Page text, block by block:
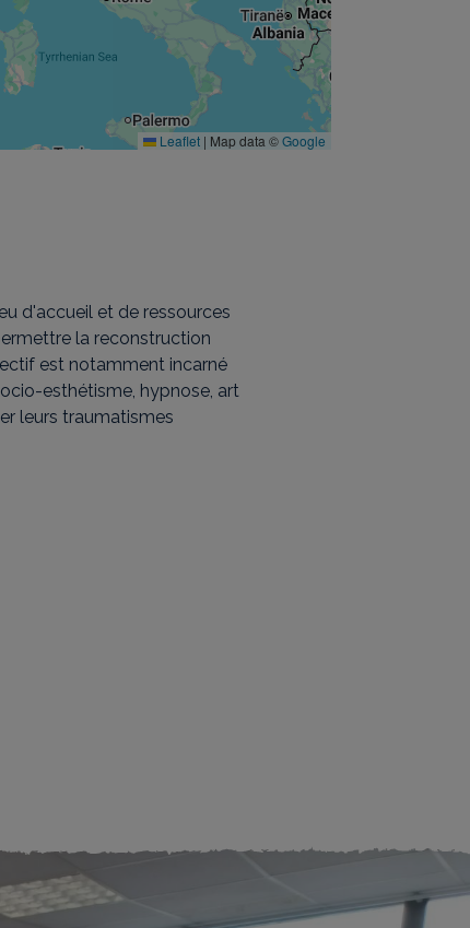
Leaflet | Map data ©Google
d'accueil et de ressources
la reconstruction
est notamment incarné
esthétisme, hypnose, art
leurs traumatismes